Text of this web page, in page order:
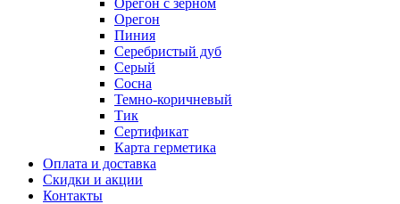
Орегон с зерном
Орегон
Пиния
Серебристый дуб
Серый
Сосна
Темно-коричневый
Тик
Сертификат
Карта герметика
Оплата и доставка
Cкидки и акции
Контакты